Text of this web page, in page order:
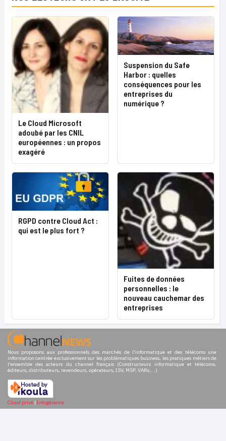
Le Cloud Microsoft
adoubé par les CNIL
européennes : un propos
exagéré
Suspension du Safe
Harbor : quelles
conséquences pour les
entreprises du
numérique ?
RGPD contre Cloud Act :
qui est le plus fort ?
Fuites de données
personnelles : le
nouveau cauchemar des
entreprises
Nous proposons aux professionnels des marchés de l'informatique et des télécoms une
information centrée exclusivement sur les problématiques business, les pratiques métiers de
l'ensemble des acteurs du channel français (Constructeurs informatique et télécoms,
éditeurs, distributeurs, revendeurs, opérateurs, ISV, MSP, VARs,...)
Cloud privé | Infogérance